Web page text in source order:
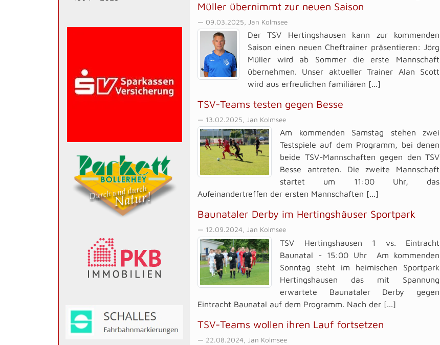
Müller übernimmt zur neuen Saison
— 09.03.2025, Jan Kolmsee
Der TSV Hertingshausen kann zur kommenden
Saison einen neuen Cheftrainer präsentieren: Jörg
Müller wird ab Sommer die erste Mannschaft
übernehmen. Unser aktueller Trainer Alan Scott
wird aus erfreulichen familiären [...]
TSV-Teams testen gegen Besse
— 13.02.2025, Jan Kolmsee
Am kommenden Samstag stehen zwei
Testspiele auf dem Programm, bei denen
beide TSV-Mannschaften gegen den TSV
Besse antreten. Die zweite Mannschaft
startet um 11:00 Uhr, das
Aufeinandertreffen der ersten Mannschaften [...]
Baunataler Derby im Hertingshäuser Sportpark
— 12.09.2024, Jan Kolmsee
TSV Hertingshausen 1 vs. Eintracht
Baunatal - 15:00 Uhr Am kommenden
Sonntag steht im heimischen Sportpark
Hertingshausen das mit Spannung
erwartete Baunataler Derby gegen
Eintracht Baunatal auf dem Programm. Nach der [...]
TSV-Teams wollen ihren Lauf fortsetzen
— 22.08.2024, Jan Kolmsee